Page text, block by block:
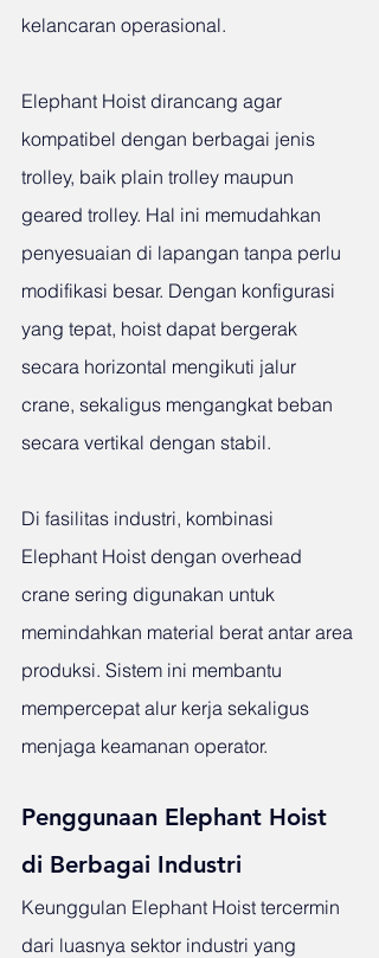
kelancaran operasional.
Elephant Hoist dirancang agar
kompatibel dengan berbagai jenis
trolley, baik plain trolley maupun
geared trolley. Hal ini memudahkan
penyesuaian di lapangan tanpa perlu
modifikasi besar. Dengan konfigurasi
yang tepat, hoist dapat bergerak
secara horizontal mengikuti jalur
crane, sekaligus mengangkat beban
secara vertikal dengan stabil.
Di fasilitas industri, kombinasi
Elephant Hoist dengan overhead
crane sering digunakan untuk
memindahkan material berat antar area
produksi. Sistem ini membantu
mempercepat alur kerja sekaligus
menjaga keamanan operator.
Penggunaan Elephant Hoist
di Berbagai Industri
Keunggulan Elephant Hoist tercermin
dari luasnya sektor industri yang